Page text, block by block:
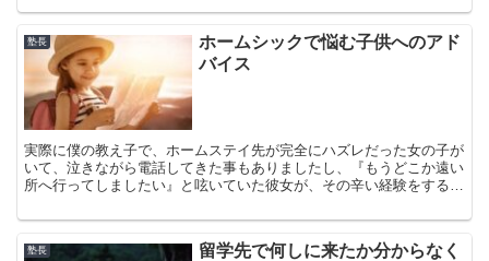
うな非倫理的な価値観が社会全体に広がっており、大きな社会問題に
塾長
ホームシックで悩む子供へのアド
バイス
実際に僕の教え子で、ホームステイ先が完全にハズレだった女の子が
いて、泣きながら電話してきた事もありましたし、『もうどこか遠い
所へ行ってしましたい』と呟いていた彼女が、その辛い経験をする上
を理解し、心から家族に感謝出来るようになりました。苦労の末、子
塾長
留学先で何しに来たか分からなく